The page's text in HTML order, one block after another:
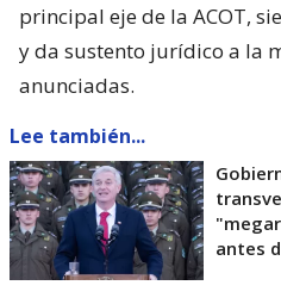
principal eje de la ACOT,
y da sustento jurídico a la
anunciadas.
Lee también...
antes